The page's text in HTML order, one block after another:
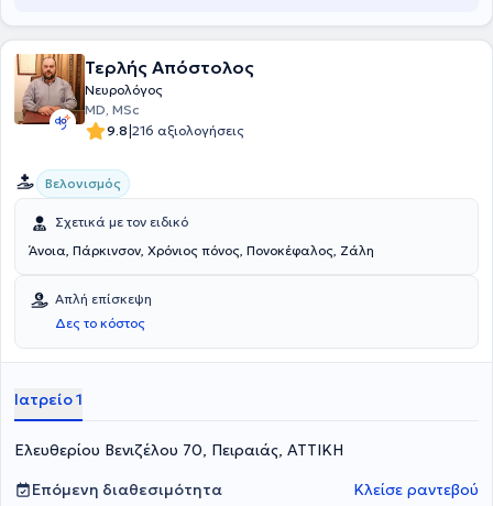
Τερλής Απόστολος
Νευρολόγος
MD, MSc
9.8|216 αξιολογήσεις
Βελονισμός
Σχετικά με τον ειδικό
Άνοια, Πάρκινσον, Χρόνιος πόνος, Πονοκέφαλος, Ζάλη
Απλή επίσκεψη
Δες το κόστος
Ιατρείο 1
Ελευθερίου Βενιζέλου 70, Πειραιάς, ΑΤΤΙΚΗ
Επόμενη διαθεσιμότητα
Κλείσε ραντεβού